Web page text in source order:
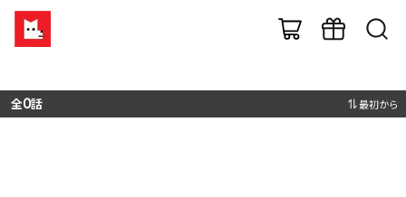
全0話 最初から